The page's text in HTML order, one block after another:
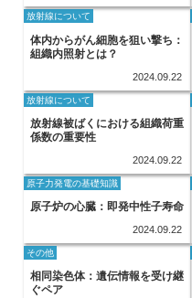
放射線について
体内からがん細胞を狙い撃ち：
組織内照射とは？
2024.09.22
放射線について
放射線被ばくにおける組織荷重
係数の重要性
2024.09.22
原子力発電の基礎知識
原子炉の心臓：即発中性子寿命
2024.09.22
その他
相同染色体：遺伝情報を受け継
ぐペア